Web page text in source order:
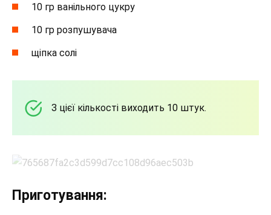
10 гр ванільного цукру
10 гр розпушувача
щіпка солі
З цієї кількості виходить 10 штук.
Приготування: